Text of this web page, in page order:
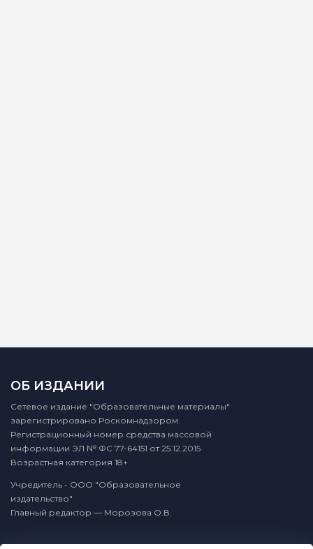
ОБ ИЗДАНИИ
Сетевое издание "Образовательные материалы"
зарегистрировано Роскомнадзором.
Регистрационный номер средства массовой
информации ЭЛ № ФС 77-64151 от 25.12.2015
Возрастная категория 18+
Учредитель - ООО "Образовательное
издательство"
Главный редактор — Морозова О.В.